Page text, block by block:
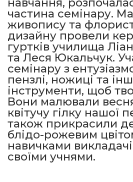
частина семінару.
живопису та
дизайну провели
гуртків училища
та Леся Юкальчук.
семінару з
пензлі, ножиці та
інструменти, щоб
Вони малювали
квітучу гілку нашої
також прикрасили
блідо-рожевим
навичками викладачі
своїми учнями.